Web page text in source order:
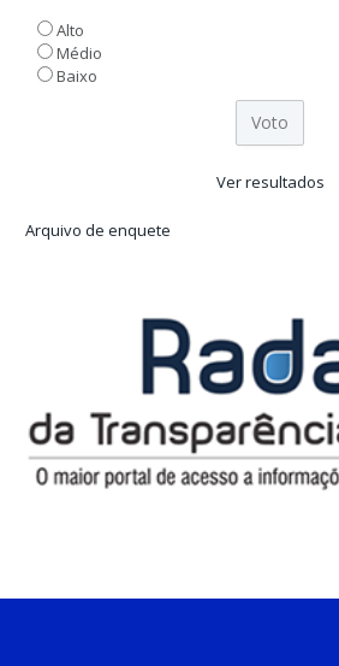
Alto
Médio
Baixo
Ver resultados
Arquivo de enquete